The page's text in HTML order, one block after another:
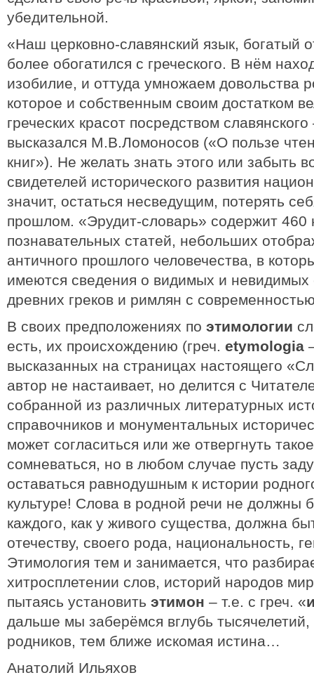
убедительной.
«Наш церковно-славянский язык, богатый
более обогатился с греческого. В нём
изобилие, и оттуда умножаем довольства
которое и собственным своим достатком
греческих красот посредством
высказался М.В.Ломоносов («О пользе
книг»). Не желать знать этого или забыть
свидетелей исторического развития
значит, остаться несведущим, потерять
прошлом. «Эрудит-словарь» содержит 460
познавательных статей, небольших
античного прошлого человечества, в
имеются сведения о видимых и невидимых
древних греков и римлян с
В своих предположениях по этимологии
есть, их происхождению (греч. etymologia
высказанных на страницах настоящего
автор не настаивает, но делится с
собранной из различных литературных
справочников и монументальных
может согласиться или же отвергнуть
сомневаться, но в любом случае пусть
оставаться равнодушным к истории
культуре! Слова в родной речи не должны
каждого, как у живого существа, должна
отечеству, своего рода, национальность,
Этимология тем и занимается, что
хитросплетении слов, историй народов
пытаясь установить этимон – т.е. с греч. «
дальше мы заберёмся вглубь тысячелетий,
родников, тем ближе искомая истина…
Анатолий Ильяхов